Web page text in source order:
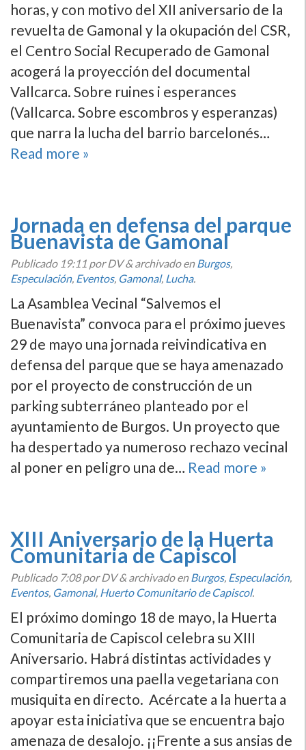
horas, y con motivo del XII aniversario de la
revuelta de Gamonal y la okupación del CSR,
el Centro Social Recuperado de Gamonal
acogerá la proyección del documental
Vallcarca. Sobre ruines i esperances
(Vallcarca. Sobre escombros y esperanzas)
que narra la lucha del barrio barcelonés…
Read more »
Jornada en defensa del parque
Buenavista de Gamonal
Publicado 19:11 por DV&archivado enBurgos,
Especulación, Eventos, Gamonal, Lucha.
La Asamblea Vecinal “Salvemos el
Buenavista” convoca para el próximo jueves
29 de mayo una jornada reivindicativa en
defensa del parque que se haya amenazado
por el proyecto de construcción de un
parking subterráneo planteado por el
ayuntamiento de Burgos. Un proyecto que
ha despertado ya numeroso rechazo vecinal
al poner en peligro una de… Read more »
XIII Aniversario de la Huerta
Comunitaria de Capiscol
Publicado 7:08por DV&archivado enBurgos, Especulación,
Eventos, Gamonal, Huerto Comunitario de Capiscol.
El próximo domingo 18 de mayo, la Huerta
Comunitaria de Capiscol celebra su XIII
Aniversario. Habrá distintas actividades y
compartiremos una paella vegetariana con
musiquita en directo. Acércate a la huerta a
apoyar esta iniciativa que se encuentra bajo
amenaza de desalojo. ¡¡Frente a sus ansias de